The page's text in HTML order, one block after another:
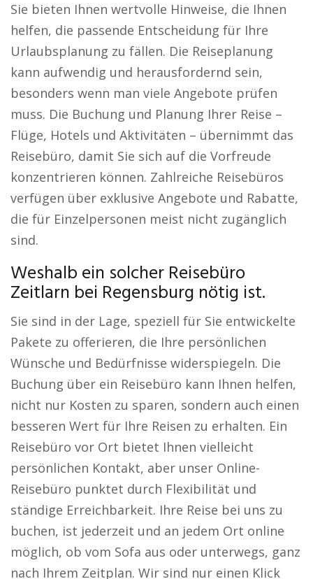
Sie bieten Ihnen wertvolle Hinweise, die Ihnen
helfen, die passende Entscheidung für Ihre
Urlaubsplanung zu fällen. Die Reiseplanung
kann aufwendig und herausfordernd sein,
besonders wenn man viele Angebote prüfen
muss. Die Buchung und Planung Ihrer Reise –
Flüge, Hotels und Aktivitäten – übernimmt das
Reisebüro, damit Sie sich auf die Vorfreude
konzentrieren können. Zahlreiche Reisebüros
verfügen über exklusive Angebote und Rabatte,
die für Einzelpersonen meist nicht zugänglich
sind.
Weshalb ein solcher Reisebüro
Zeitlarn bei Regensburg nötig ist.
Sie sind in der Lage, speziell für Sie entwickelte
Pakete zu offerieren, die Ihre persönlichen
Wünsche und Bedürfnisse widerspiegeln. Die
Buchung über ein Reisebüro kann Ihnen helfen,
nicht nur Kosten zu sparen, sondern auch einen
besseren Wert für Ihre Reisen zu erhalten. Ein
Reisebüro vor Ort bietet Ihnen vielleicht
persönlichen Kontakt, aber unser Online-
Reisebüro punktet durch Flexibilität und
ständige Erreichbarkeit. Ihre Reise bei uns zu
buchen, ist jederzeit und an jedem Ort online
möglich, ob vom Sofa aus oder unterwegs, ganz
nach Ihrem Zeitplan. Wir sind nur einen Klick